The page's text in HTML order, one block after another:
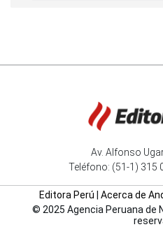
Av. Alfonso
Teléfono: (51-1) 315
Editora Perú Acerca de
© 2025 Agencia Peruana de